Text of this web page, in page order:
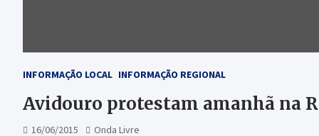
INFORMAÇÃO LOCAL INFORMAÇÃO REGIONAL
Avidouro protestam amanhã na
16/06/2015 Onda Livre